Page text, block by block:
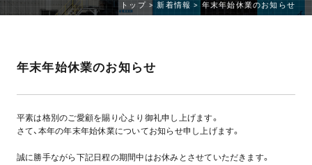
トップ >新着情報 > 年末年始休業のお知らせ
年末年始休業のお知らせ
平素は格別のご愛顧を賜り心より御礼申し上げます。
さて、本年の年末年始休業についてお知らせ申し上げます。
誠に勝手ながら下記日程の期間中はお休みとさせていただきます。